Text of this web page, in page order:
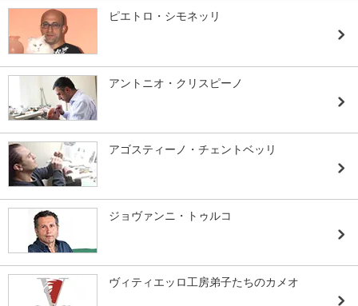
ピエトロ・シモネッリ
アントニオ・クリスピーノ
アゴスティーノ・チェントベッリ
ジョヴァンニ・トゥルコ
ヴィティエッロ工房弟子たちのカメオ